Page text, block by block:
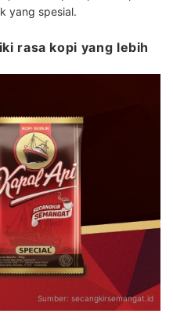
yang spesial.
rasa kopi yang lebih
Sumber: secangkirsemangat.id